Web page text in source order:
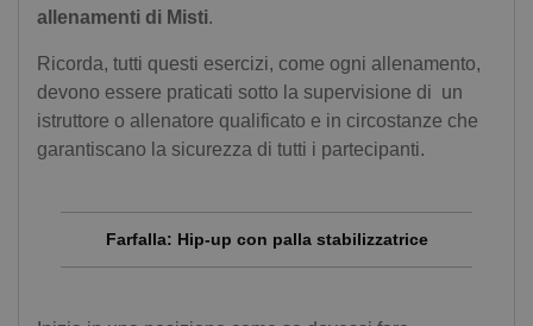
allenamenti di Misti.
Ricorda, tutti questi esercizi, come ogni allenamento,
devono essere praticati sotto la supervisione di un
istruttore o allenatore qualificato e in circostanze che
garantiscano la sicurezza di tutti i partecipanti.
Farfalla: Hip-up con palla stabilizzatrice